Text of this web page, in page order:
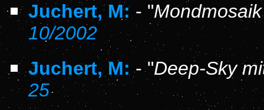
Juchert, M: - "
10/2002
Juchert, M: - "Deep-Sky
25